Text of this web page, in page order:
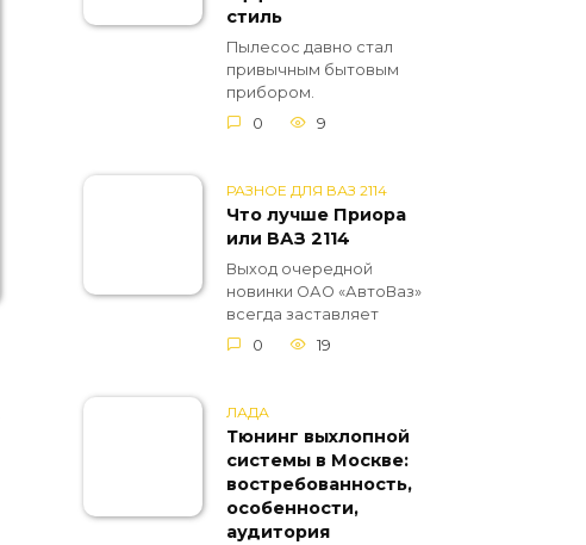
стиль
Пылесос давно стал
привычным бытовым
прибором.
0
9
РАЗНОЕ ДЛЯ ВАЗ 2114
Что лучше Приора
или ВАЗ 2114
Выход очередной
новинки ОАО «АвтоВаз»
всегда заставляет
0
19
ЛАДА
Тюнинг выхлопной
системы в Москве:
востребованность,
особенности,
аудитория